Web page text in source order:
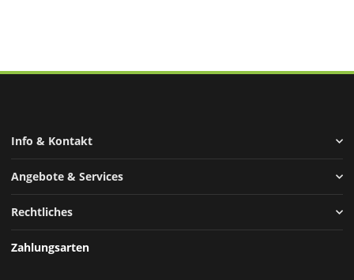
Info & Kontakt
Angebote & Services
Rechtliches
Zahlungsarten